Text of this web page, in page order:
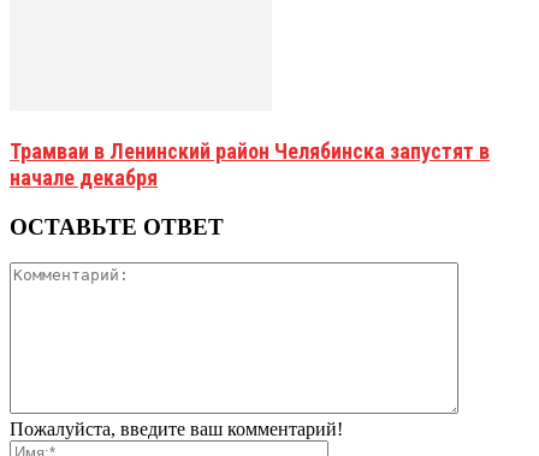
Трамваи в Ленинский район Челябинска запустят в
начале декабря
ОСТАВЬТЕ ОТВЕТ
Пожалуйста, введите ваш комментарий!